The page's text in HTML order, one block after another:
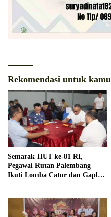
Rekomendasi untuk kamu
Semarak HUT ke-81 RI,
Pegawai Rutan Palembang
Ikuti Lomba Catur dan Gaple